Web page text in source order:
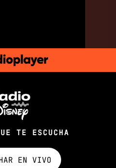
TE ESCUCHA
EN VIVO